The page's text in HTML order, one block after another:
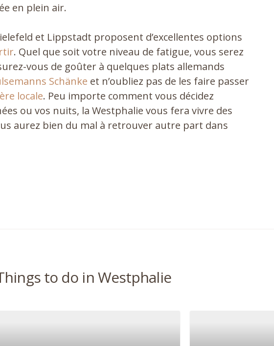
en plein air.
et Lippstadt proposent d’excellentes options
. Quel que soit votre niveau de fatigue, vous serez
vous de goûter à quelques plats allemands
Schänke et n’oubliez pas de les faire passer
locale. Peu importe comment vous décidez
ou vos nuits, la Westphalie vous fera vivre des
aurez bien du mal à retrouver autre part dans
to do in Westphalie